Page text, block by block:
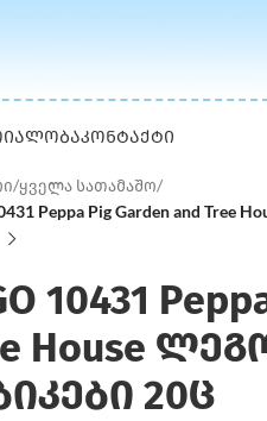
ᲙᲝᲜᲢᲐᲥᲢᲘ
/ყველა სათამაშო/
Peppa Pig Garden and Tree
10431
House
20ც